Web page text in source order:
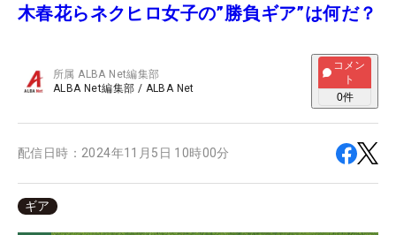
木春花らネクヒロ女子の”勝負ギア”は何だ？
所属ALBA Net編集部
ALBA Net編集部 / ALBA Net
コメン
ト
0件
配信日時： 2024年11月5日 10時00分
ギア